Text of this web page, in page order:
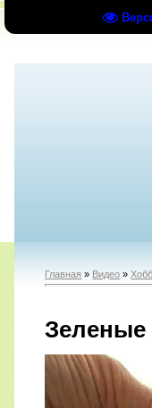
Главная » Видео »
Зеленые